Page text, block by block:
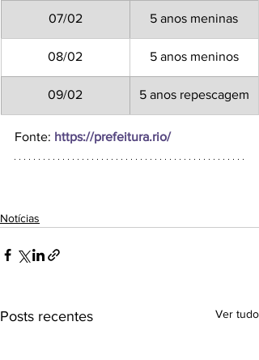
07/02 5 anos meninas
08/02 5 anos meninos
09/02 5 anos repescagem
Fonte: https://prefeitura.rio/
Notícias
Posts recentes Ver tudo